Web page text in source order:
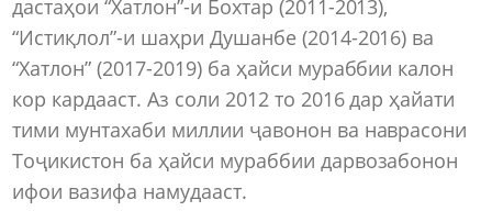
дастаҳои “Хатлон”-и Бохтар (2011-2013),
“Истиқлол”-и шаҳри Душанбе (2014-2016) ва
“Хатлон” (2017-2019) ба ҳайси мураббии калон
кор кардааст. Аз соли 2012 то 2016 дар ҳайати
тими мунтахаби миллии ҷавонон ва наврасони
Тоҷикистон ба ҳайси мураббии дарвозабонон
ифои вазифа намудааст.